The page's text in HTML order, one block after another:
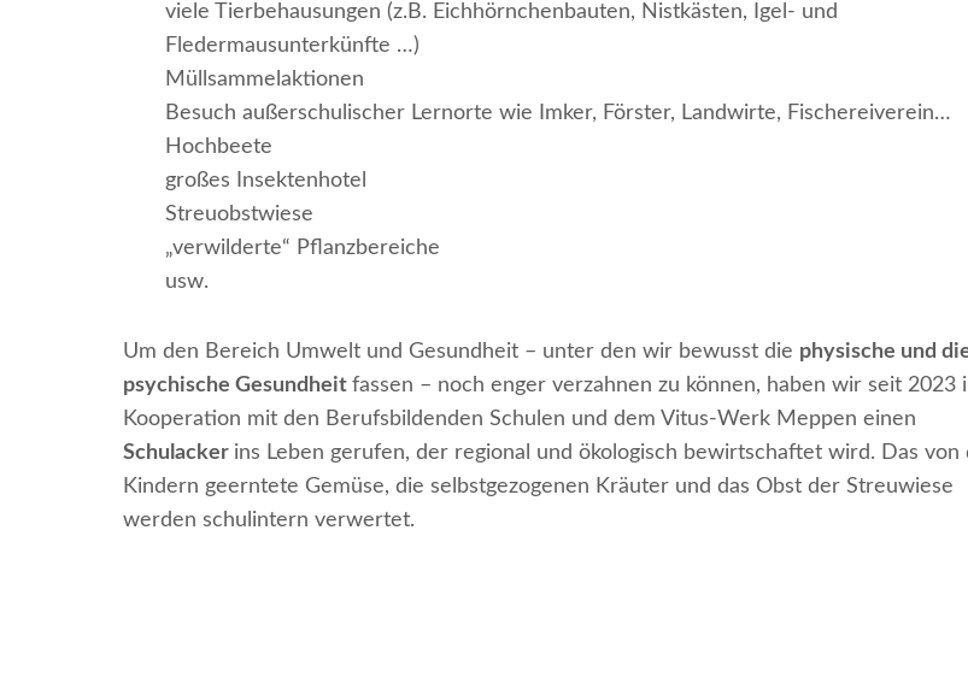
viele Tierbehausungen (z.B. Eichhörnchenbauten, Nistkästen, Igel- und
Fledermausunterkünfte …)
Müllsammelaktionen
Besuch außerschulischer Lernorte wie Imker, Förster, Landwirte, Fischereiverein…
Hochbeete
großes Insektenhotel
Streuobstwiese
„verwilderte“ Pflanzbereiche
usw.
Um den Bereich Umwelt und Gesundheit – unter den wir bewusst die physische und
psychische Gesundheit fassen – noch enger verzahnen zu können, haben wir seit 2023
Kooperation mit den Berufsbildenden Schulen und dem Vitus-Werk Meppen einen
Schulacker ins Leben gerufen, der regional und ökologisch bewirtschaftet wird. Das von
Kindern geerntete Gemüse, die selbstgezogenen Kräuter und das Obst der Streuwiese
werden schulintern verwertet.